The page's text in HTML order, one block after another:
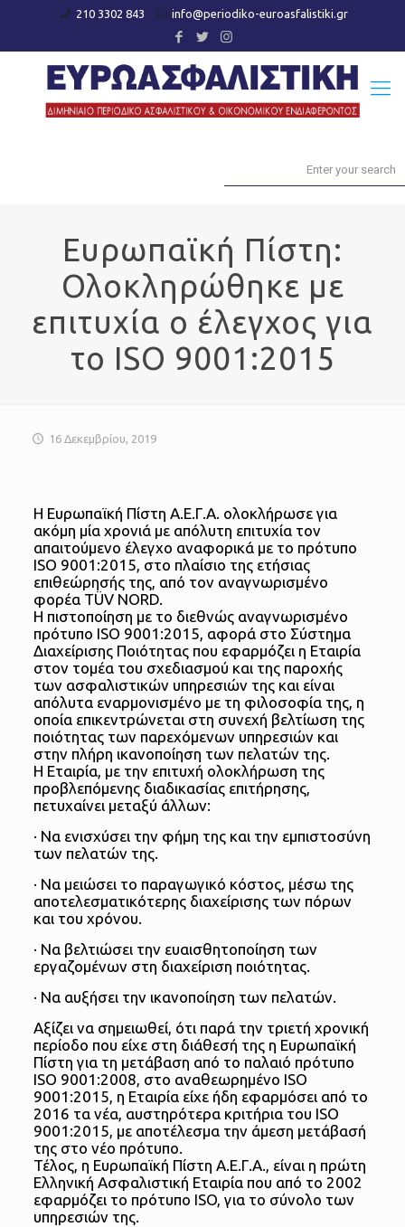
210 3302 843 info@periodiko-euroasfalistiki.gr
Ευρωπαϊκή Πίστη:
Ολοκληρώθηκε με
επιτυχία ο έλεγχος για
το ISO 9001:2015
16 Δεκεμβρίου, 2019
Η Ευρωπαϊκή Πίστη Α.Ε.Γ.Α. ολοκλήρωσε για
ακόμη μία χρονιά με απόλυτη επιτυχία τον
απαιτούμενο έλεγχο αναφορικά με το πρότυπο
ISO 9001:2015, στο πλαίσιο της ετήσιας
επιθεώρησής της, από τον αναγνωρισμένο
φορέα TÜV NORD.
Η πιστοποίηση με το διεθνώς αναγνωρισμένο
πρότυπο ISO 9001:2015, αφορά στο Σύστημα
Διαχείρισης Ποιότητας που εφαρμόζει η Εταιρία
στον τομέα του σχεδιασμού και της παροχής
των ασφαλιστικών υπηρεσιών της και είναι
απόλυτα εναρμονισμένο με τη φιλοσοφία της, η
οποία επικεντρώνεται στη συνεχή βελτίωση της
ποιότητας των παρεχόμενων υπηρεσιών και
στην πλήρη ικανοποίηση των πελατών της.
Η Εταιρία, με την επιτυχή ολοκλήρωση της
προβλεπόμενης διαδικασίας επιτήρησης,
πετυχαίνει μεταξύ άλλων:
· Να ενισχύσει την φήμη της και την εμπιστοσύνη
των πελατών της.
· Να μειώσει το παραγωγικό κόστος, μέσω της
αποτελεσματικότερης διαχείρισης των πόρων
και του χρόνου.
· Να βελτιώσει την ευαισθητοποίηση των
εργαζομένων στη διαχείριση ποιότητας.
· Να αυξήσει την ικανοποίηση των πελατών.
Αξίζει να σημειωθεί, ότι παρά την τριετή χρονική
περίοδο που είχε στη διάθεσή της η Ευρωπαϊκή
Πίστη για τη μετάβαση από το παλαιό πρότυπο
ISO 9001:2008, στο αναθεωρημένο ISO
9001:2015, η Εταιρία είχε ήδη εφαρμόσει από το
2016 τα νέα, αυστηρότερα κριτήρια του ISO
9001:2015, με αποτέλεσμα την άμεση μετάβασή
της στο νέο πρότυπο.
Τέλος, η Ευρωπαϊκή Πίστη Α.Ε.Γ.Α., είναι η πρώτη
Ελληνική Ασφαλιστική Εταιρία που από το 2002
εφαρμόζει το πρότυπο ISO, για το σύνολο των
υπηρεσιών της.